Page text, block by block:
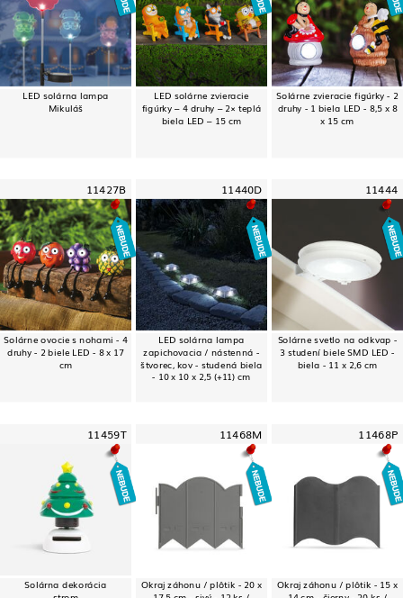
LED solárna lampa
Mikuláš
LED solárne zvieracie
figúrky – 4 druhy – 2× teplá
biela LED – 15 cm
Solárne zvieracie figúrky - 2
druhy - 1 biela LED - 8,5 x 8
x 15 cm
11427B
Solárne ovocie s nohami - 4
druhy - 2 biele LED - 8 x 17
cm
11440D
LED solárna lampa
zapichovacia / nástenná -
štvorec, kov - studená biela
- 10 x 10 x 2,5 (+11) cm
11444
Solárne svetlo na odkvap -
3 studení biele SMD LED -
biela - 11 x 2,6 cm
11459T
Solárna dekorácia
11468M
Okraj záhonu / plôtik - 20 x
11468P
Okraj záhonu / plôtik - 15 x